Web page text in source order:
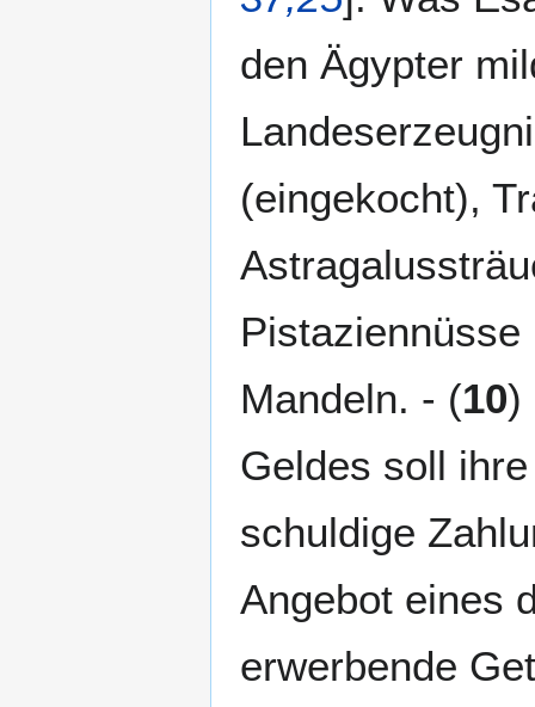
den Ägypter
(eingekocht),
Mandeln. - (10)
Geldes soll
schuldige
Angebot eines
erwerbende